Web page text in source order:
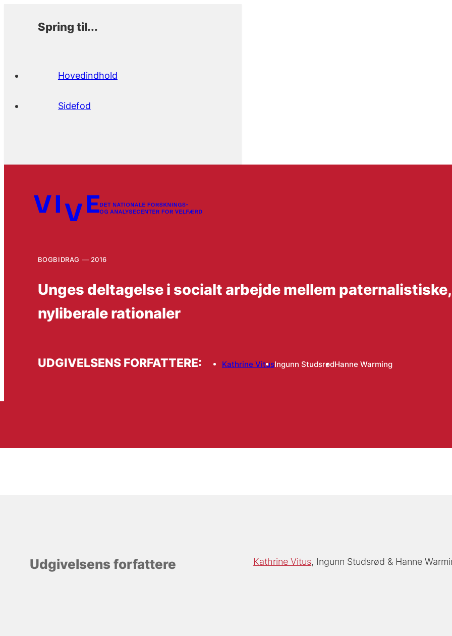
Spring til...
Hovedindhold
Sidefod
BOGBIDRAG 2016
Unges deltagelse i socialt arbejde mellem
nyliberale rationaler
UDGIVELSENS FORFATTERE: Kathrine VitusIngunn StudsrødHanne Warming
Udgivelsens forfattere Kathrine Vitus Ingunn Studsrød Hanne